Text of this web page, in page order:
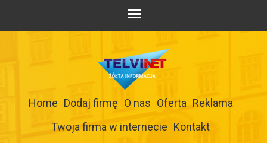
Home Dodaj firmę O nas Oferta Reklama
Twoja firma w internecie Kontakt